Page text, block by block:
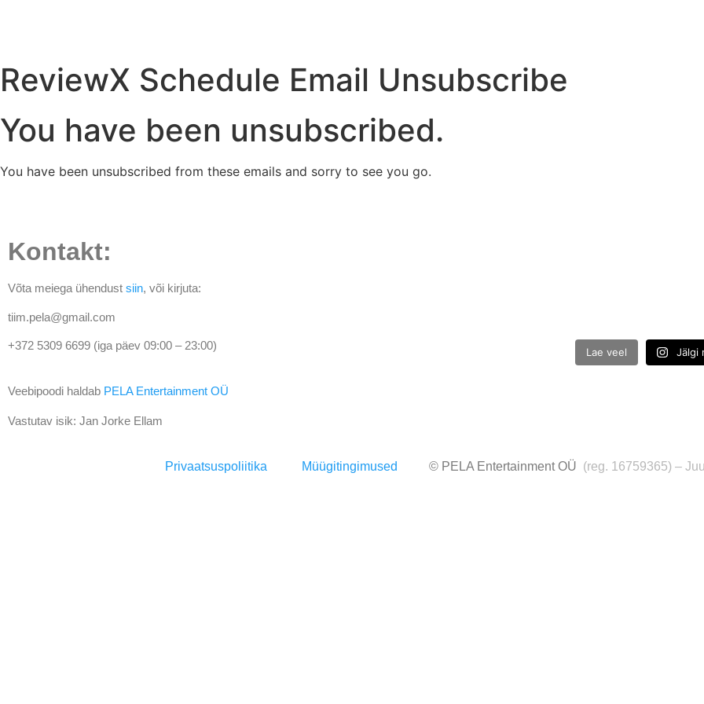
ReviewX Schedule Email Unsubscribe
You have been unsubscribed.
You have been unsubscribed from these emails and sorry to see you go.
Kontakt:
Võta meiega ühendust siin, või kirjuta:
tiim.pela@gmail.com
+372 5309 6699 (iga päev 09:00 – 23:00)
Veebipoodi haldab PELA Entertainment OÜ
Vastutav isik: Jan Jorke Ellam
Lae veel Jälgi
Privaatsuspoliitika Müügitingimused © PELA Entertainment OÜ (reg. 16759365) –